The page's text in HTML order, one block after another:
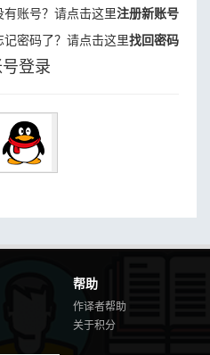
有账号？请点击这里注册新账号
记密码了？请点击这里找回密码
登录
帮助
作译者帮助
关于积分